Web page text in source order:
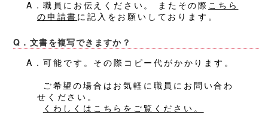
A．職員にお伝えください。 またその際 こちら
の申請書 に記入をお願いしております。
Q．文書を複写できますか？
A．可能です。その際コピー代がかかります。
ご希望の場合はお気軽に職員にお問い合わ
せください。
くわしくはこちらをご覧ください。